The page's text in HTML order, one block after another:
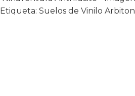
Etiqueta: Suelos de Vinilo Arbiton